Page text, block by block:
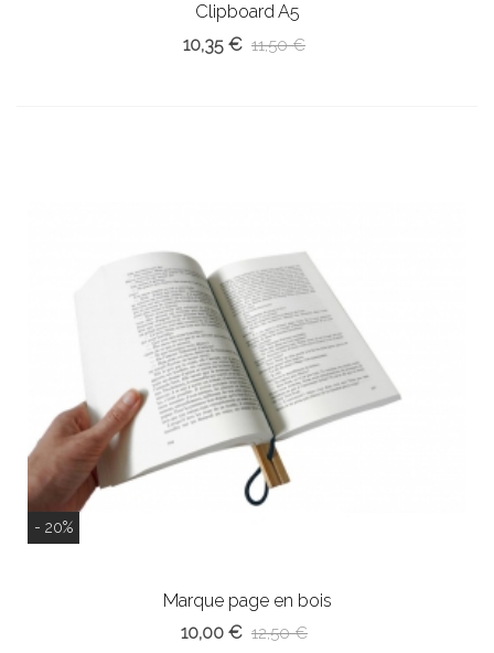
Clipboard A5
10,35 € 11,50 €
- 20%
Marque page en bois
10,00 € 12,50 €